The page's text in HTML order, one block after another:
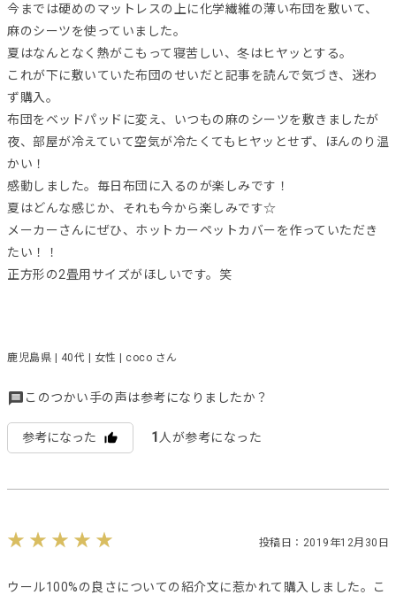
今までは硬めのマットレスの上に化学繊維の薄い布団を敷いて、
麻のシーツを使っていました。
夏はなんとなく熱がこもって寝苦しい、冬はヒヤッとする。
これが下に敷いていた布団のせいだと記事を読んで気づき、迷わ
ず購入。
布団をベッドパッドに変え、いつもの麻のシーツを敷きましたが
夜、部屋が冷えていて空気が冷たくてもヒヤッとせず、ほんのり温
かい！
感動しました。毎日布団に入るのが楽しみです！
夏はどんな感じか、それも今から楽しみです☆
メーカーさんにぜひ、ホットカーペットカバーを作っていただき
たい！！
正方形の2畳用サイズがほしいです。笑
鹿児島県 | 40代 | 女性 | coco さん
このつかい手の声は参考になりましたか？
参考になった 1 人が参考になった
投稿日：2019年12月30日
ウール100%の良さについての紹介文に惹かれて購入しました。こ